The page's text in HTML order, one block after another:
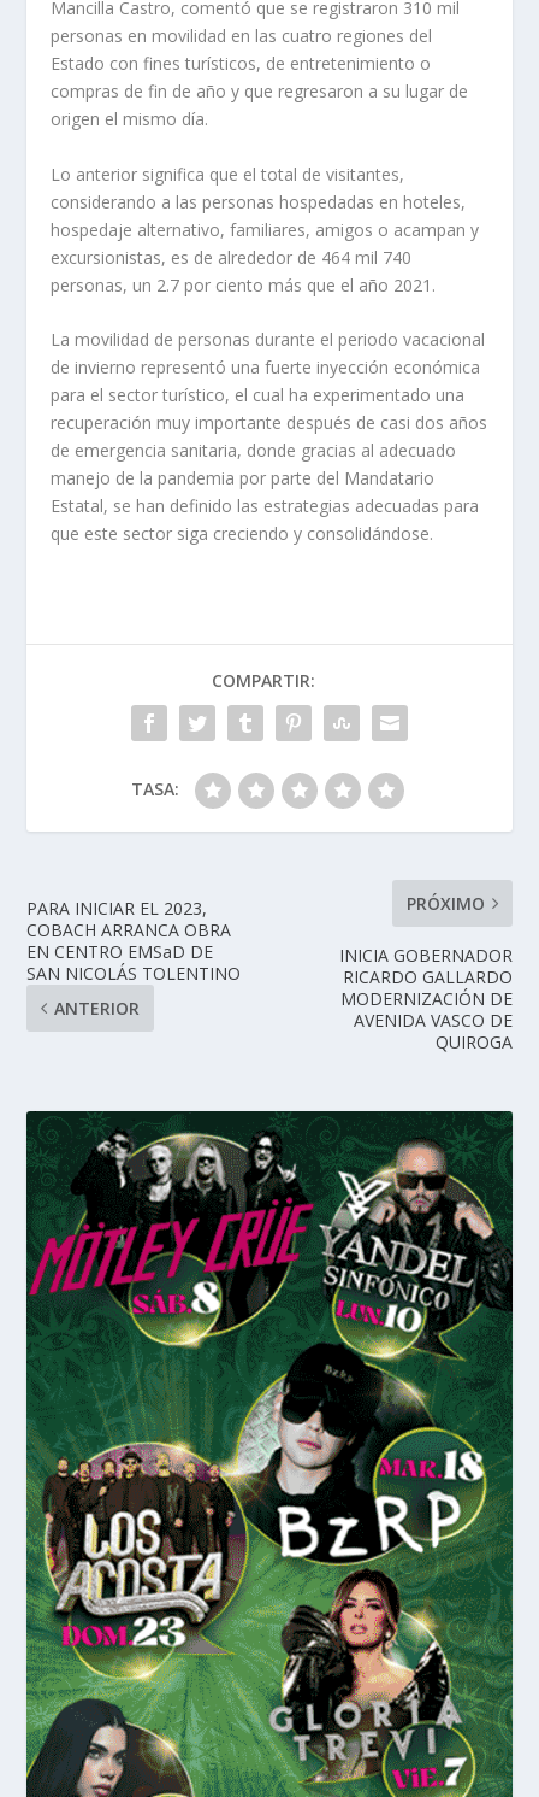
Mancilla Castro, comentó que se registraron 310 mil
personas en movilidad en las cuatro regiones del
Estado con fines turísticos, de entretenimiento o
compras de fin de año y que regresaron a su lugar de
origen el mismo día.
Lo anterior significa que el total de visitantes,
considerando a las personas hospedadas en hoteles,
hospedaje alternativo, familiares, amigos o acampan y
excursionistas, es de alrededor de 464 mil 740
personas, un 2.7 por ciento más que el año 2021.
La movilidad de personas durante el periodo vacacional
de invierno representó una fuerte inyección económica
para el sector turístico, el cual ha experimentado una
recuperación muy importante después de casi dos años
de emergencia sanitaria, donde gracias al adecuado
manejo de la pandemia por parte del Mandatario
Estatal, se han definido las estrategias adecuadas para
que este sector siga creciendo y consolidándose.
COMPARTIR:
TASA:
PARA INICIAR EL 2023,
COBACH ARRANCA OBRA
EN CENTRO EMSaD DE
SAN NICOLÁS TOLENTINO
ANTERIOR
PRÓXIMO
INICIA GOBERNADOR
RICARDO GALLARDO
MODERNIZACIÓN DE
AVENIDA VASCO DE
QUIROGA